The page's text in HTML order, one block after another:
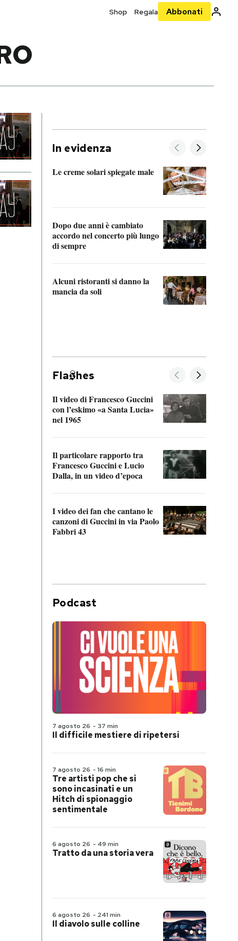
Shop Regala Abbonati
In evidenza
Le creme solari spiegate male
Dopo due anni è cambiato
accordo nel concerto più lungo
di sempre
Alcuni ristoranti si danno la
mancia da soli
Fla hes
Il video di Francesco Guccini
con l’eskimo «a Santa Lucia»
nel 1965
Il particolare rapporto tra
Francesco Guccini e Lucio
Dalla, in un video d’epoca
I video dei fan che cantano le
canzoni di Guccini in via Paolo
Fabbri 43
Podcast
7 agosto 26 - 37 min
Il difficile mestiere di ripetersi
7 agosto 26 - 16 min
Tre artisti pop che si
sono incasinati e un
Hitch di spionaggio
sentimentale
6 agosto 26 - 49 min
Tratto da una storia vera
6 agosto 26 - 241 min
Il diavolo sulle colline